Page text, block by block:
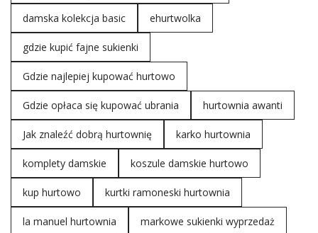
hurtownia odzieżyWólka Kosowska , której imponujące
powierzchnia robi wrażenie. Niestety kupowanie …
damska kolekcja basic ehurtwolka
gdzie kupić fajne sukienki
Gdzie najlepiej kupować hurtowo
Gdzie opłaca się kupować ubrania hurtownia awanti
Jak znaleźć dobrą hurtownię karko hurtownia
komplety damskie koszule damskie hurtowo
kup hurtowo kurtki ramoneski hurtownia
la manuel hurtownia markowe sukienki wyprzedaż